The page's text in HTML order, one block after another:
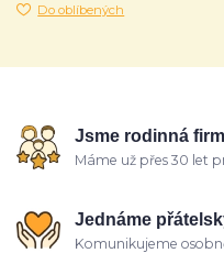
Do oblíbených
Jsme rodinná
Máme už přes 30 let
Jednáme
Komunikujeme